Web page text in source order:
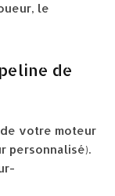
le
de
votre moteur
personnalisé).